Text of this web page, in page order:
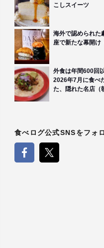
こしスイーツ
海外で認められた
座で新たな幕開け
外食は年間600回
2026年7月に食べ
た、隠れた名店（
食べログ公式SNSをフォ